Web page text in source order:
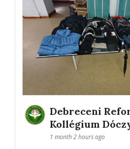
Debreceni
Kollégium
1 month 2 hours ago